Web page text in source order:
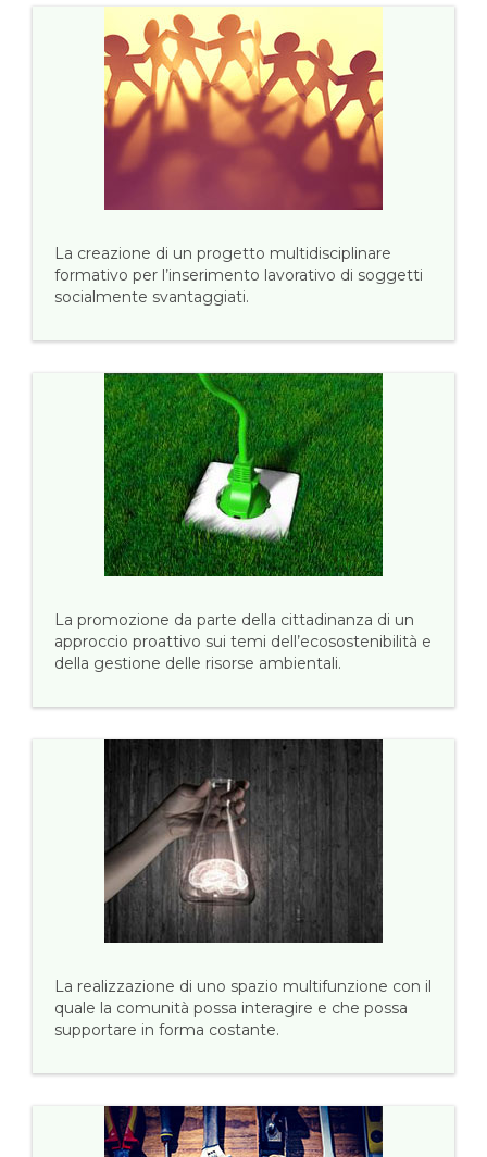
La creazione di un progetto multidisciplinare
formativo per l’inserimento lavorativo di soggetti
socialmente svantaggiati.
La promozione da parte della cittadinanza di un
approccio proattivo sui temi dell’ecosostenibilità e
della gestione delle risorse ambientali.
La realizzazione di uno spazio multifunzione con il
quale la comunità possa interagire e che possa
supportare in forma costante.